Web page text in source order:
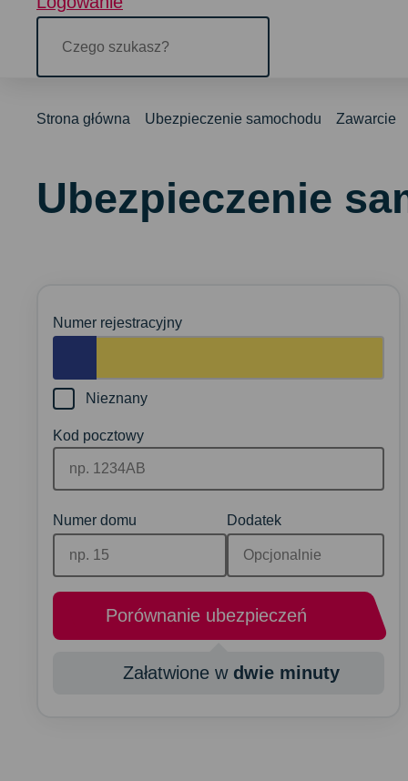
szukasz?
Strona główna Ubezpieczenie samochodu Zawarcie
Ubezpieczenie
Numer rejestracyjny
Nieznany
Kod pocztowy
Numer domu Dodatek
Porównanie ubezpieczeń
Załatwione w dwie minuty